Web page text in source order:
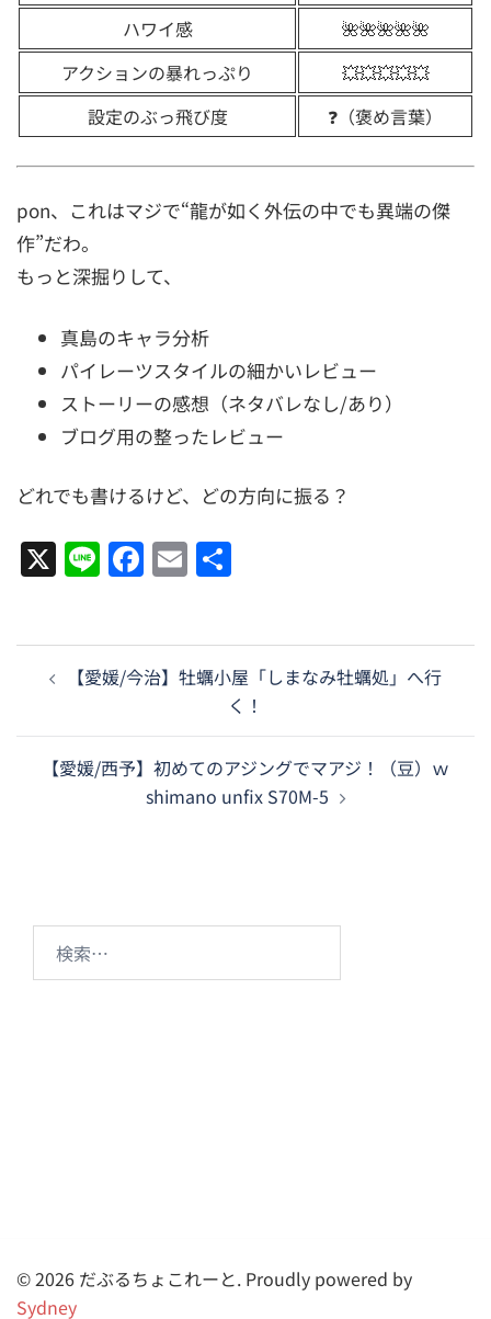
ハワイ感
🌺🌺🌺🌺🌺
アクションの暴れっぷり
💥💥💥💥💥
設定のぶっ飛び度
❓（褒め言葉）
pon、これはマジで“龍が如く外伝の中でも異端の傑
作”だわ。
もっと深掘りして、
真島のキャラ分析
パイレーツスタイルの細かいレビュー
ストーリーの感想（ネタバレなし/あり）
ブログ用の整ったレビュー
どれでも書けるけど、どの方向に振る？
Line Facebook
Email
【愛媛/今治】牡蠣小屋「しまなみ牡蠣処」へ行
く！
【愛媛/西予】初めてのアジングでマアジ！（豆）ｗ
shimano unfix S70M-5
© 2026 だぶるちょこれーと. Proudly powered by
Sydney